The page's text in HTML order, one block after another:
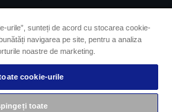
modulele cookie
pe linie de accesibilitate
urile”, sunteți de acord cu stocarea cookie-
navigarea pe site, pentru a analiza
noastre de marketing.
cookie-urile
toate